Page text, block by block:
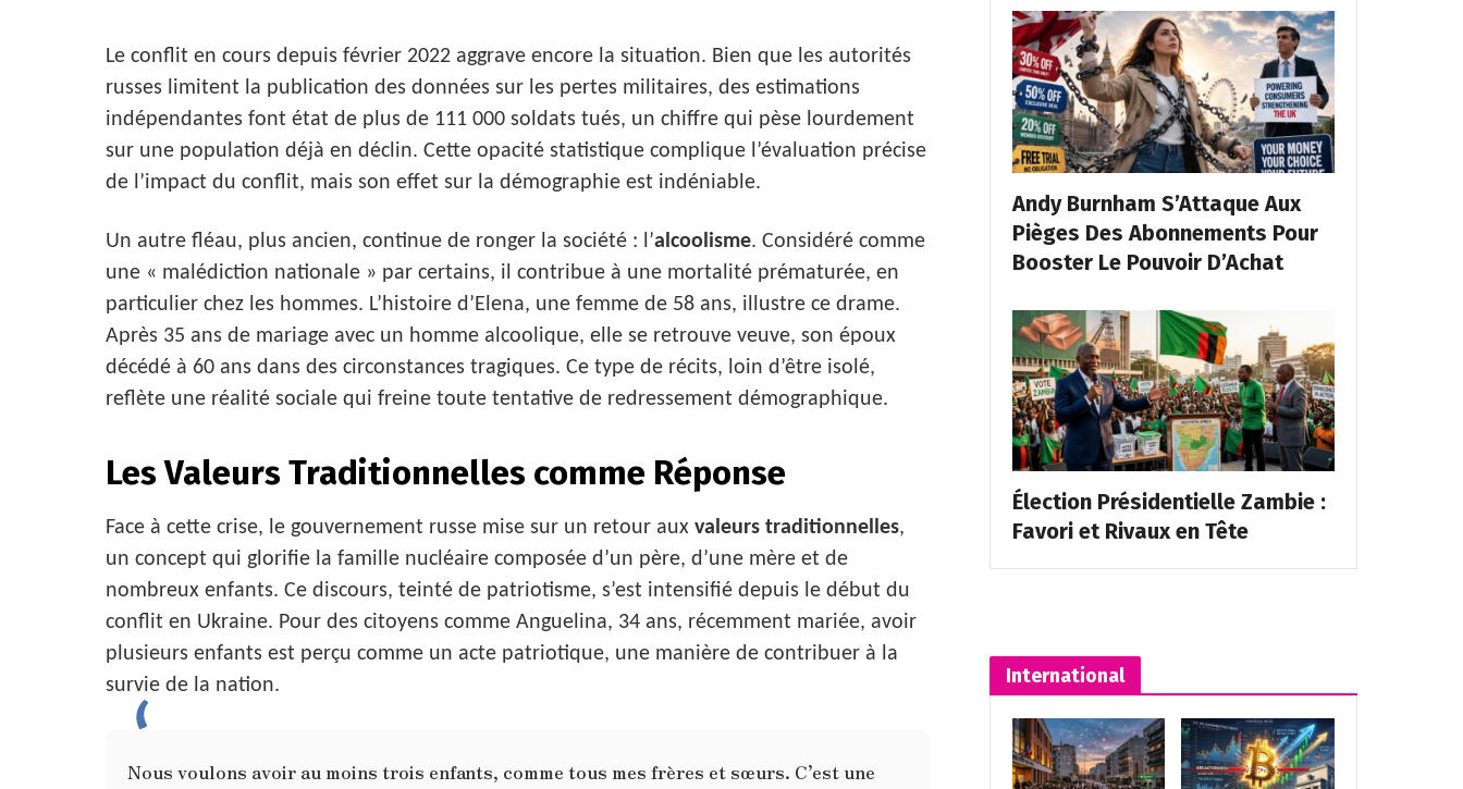
Le conflit en cours depuis février 2022 aggrave encore la situation. Bien que les autorités
russes limitent la publication des données sur les pertes militaires, des estimations
indépendantes font état de plus de 111 000 soldats tués, un chiffre qui pèse lourdement
sur une population déjà en déclin. Cette opacité statistique complique l’évaluation précise
de l’impact du conflit, mais son effet sur la démographie est indéniable.
Un autre fléau, plus ancien, continue de ronger la société : l’alcoolisme. Considéré comme
une « malédiction nationale » par certains, il contribue à une mortalité prématurée, en
particulier chez les hommes. L’histoire d’Elena, une femme de 58 ans, illustre ce drame.
Après 35 ans de mariage avec un homme alcoolique, elle se retrouve veuve, son époux
décédé à 60 ans dans des circonstances tragiques. Ce type de récits, loin d’être isolé,
reflète une réalité sociale qui freine toute tentative de redressement démographique.
Les Valeurs Traditionnelles comme Réponse
Face à cette crise, le gouvernement russe mise sur un retour aux valeurs traditionnelles,
un concept qui glorifie la famille nucléaire composée d’un père, d’une mère et de
nombreux enfants. Ce discours, teinté de patriotisme, s’est intensifié depuis le début du
conflit en Ukraine. Pour des citoyens comme Anguelina, 34 ans, récemment mariée, avoir
plusieurs enfants est perçu comme un acte patriotique, une manière de contribuer à la
survie de la nation.
Nous voulons avoir au moins trois enfants, comme tous mes frères et sœurs. C’est une
Andy Burnham S’Attaque Aux
Pièges Des Abonnements Pour
Booster Le Pouvoir D’Achat
Élection Présidentielle Zambie :
Favori et Rivaux en Tête
International